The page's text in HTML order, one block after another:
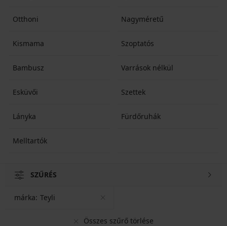
Otthoni Nagyméretű
Kismama Szoptatós
Bambusz Varrások nélkül
Esküvői Szettek
Lányka Fürdőruhák
Melltartók
SZŰRÉS
Összes szűrő törlése
márka: Teyli